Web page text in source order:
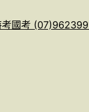
考國考